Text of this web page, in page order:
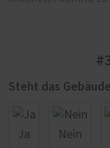
Steht das
Ja Nein